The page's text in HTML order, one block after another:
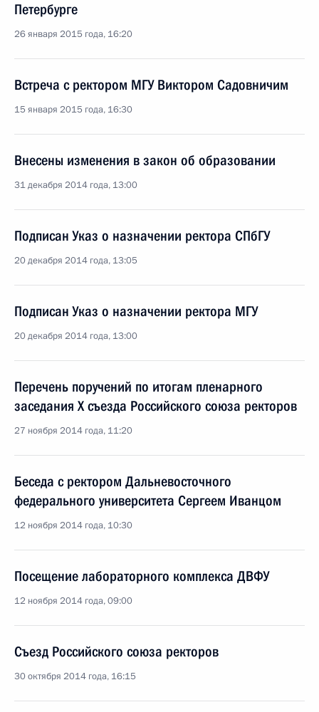
Петербурге
26 января 2015 года, 16:20
Встреча с ректором МГУ Виктором Садовничим
15 января 2015 года, 16:30
Внесены изменения в закон об образовании
31 декабря 2014 года, 13:00
Подписан Указ о назначении ректора СПбГУ
20 декабря 2014 года, 13:05
Подписан Указ о назначении ректора МГУ
20 декабря 2014 года, 13:00
Перечень поручений по итогам пленарного
заседания X съезда Российского союза ректоров
27 ноября 2014 года, 11:20
Беседа с ректором Дальневосточного
федерального университета Сергеем Иванцом
12 ноября 2014 года, 10:30
Посещение лабораторного комплекса ДВФУ
12 ноября 2014 года, 09:00
Съезд Российского союза ректоров
30 октября 2014 года, 16:15